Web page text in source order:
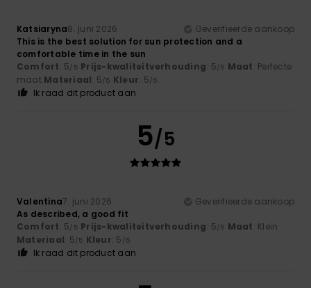
Katsiaryna8. juni 2026
Geverifieerde aankoop
This is the best solution for sun protection and a
comfortable time in the sun
Comfort: 5/5 Prijs-kwaliteitverhouding: 5/5 Maat: Perfecte
maat Materiaal: 5/5 Kleur: 5/5
Ik raad dit product aan
5/5
Valentina7. juni 2026
Geverifieerde aankoop
As described, a good fit
Comfort: 5/5 Prijs-kwaliteitverhouding: 5/5 Maat: Klein
Materiaal: 5/5 Kleur: 5 /5
Ik raad dit product aan